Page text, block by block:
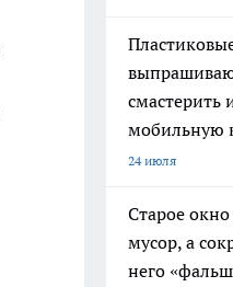
выпрашиваю
смастерить
мобильную
24 июля
Старое
мусор, а
него